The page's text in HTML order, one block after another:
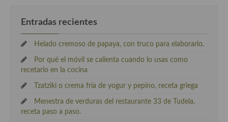
Entradas recientes
Helado cremoso de papaya, con truco para elaborarlo.
Por qué el móvil se calienta cuando lo usas como
recetario en la cocina
Tzatziki o crema fría de yogur y pepino, receta griega
Menestra de verduras del restaurante 33 de Tudela,
receta paso a paso.